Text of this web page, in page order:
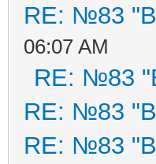
RE: №83
06:07 AM
RE: №83
RE: №83
RE: №83